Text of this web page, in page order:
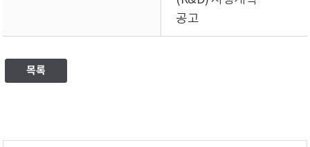
공고
목록